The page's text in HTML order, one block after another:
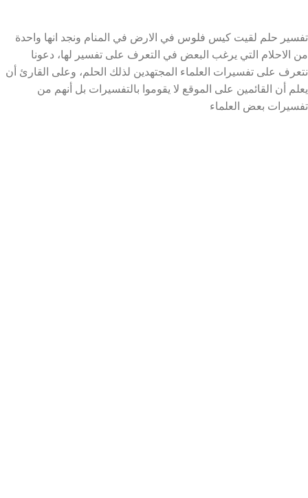
تفسير حلم لقيت كيس فلوس في الارض في المنام ونجد انها واحدة
من الاحلام التي يرغب البعض في التعرف على تفسير لها، دعونا
نتعرف على تفسيرات العلماء المجتهدين لذلك الحلم، وعلى القارئ أن
يعلم أن القائمين على الموقع لا يقوموا بالتفسيرات بل أنهم من
تفسيرات بعض العلماء